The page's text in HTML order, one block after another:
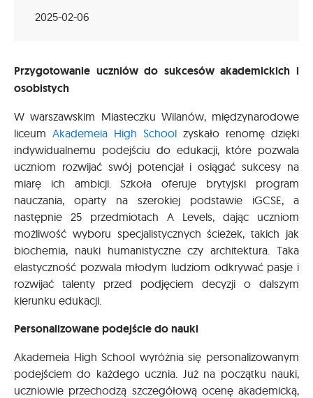
2025-02-06
Przygotowanie uczniów do sukcesów akademickich i
osobistych
W warszawskim Miasteczku Wilanów, międzynarodowe
liceum Akademeia High School zyskało renomę dzięki
indywidualnemu podejściu do edukacji, które pozwala
uczniom rozwijać swój potencjał i osiągać sukcesy na
miarę ich ambicji. Szkoła oferuje brytyjski program
nauczania, oparty na szerokiej podstawie iGCSE, a
następnie 25 przedmiotach A Levels, dając uczniom
możliwość wyboru specjalistycznych ścieżek, takich jak
biochemia, nauki humanistyczne czy architektura. Taka
elastyczność pozwala młodym ludziom odkrywać pasje i
rozwijać talenty przed podjęciem decyzji o dalszym
kierunku edukacji.
Personalizowane podejście do nauki
Akademeia High School wyróżnia się personalizowanym
podejściem do każdego ucznia. Już na początku nauki,
uczniowie przechodzą szczegółową ocenę akademicką,